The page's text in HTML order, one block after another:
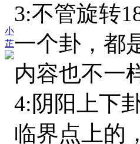
小
芷
3:不管旋转
一个卦，都
内容也不一
4:阴阳上下
临界点上的